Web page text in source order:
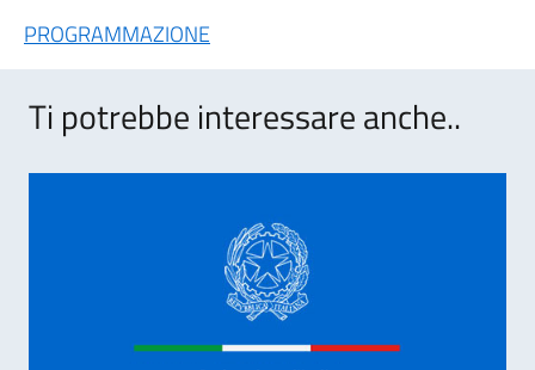
PROGRAMMAZIONE
Ti potrebbe interessare anche..